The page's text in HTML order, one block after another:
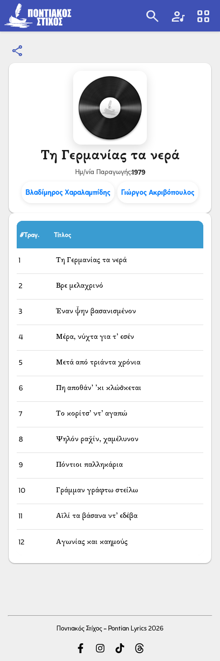
search artist view_cozy
share
Τη Γερμανίας τα νερά
Ημ/νία Παραγωγής:1979
Βλαδίμηρος Χαραλαμπίδης Γιώργος Ακριβόπουλος
#Τραγ. Τίτλος
1 Τη Γερμανίας τα νερά
2 Βρε μελαχρινό
3 Έναν ψ̌ην βασανισμένον
4 Μέρα, νύχτα για τ’ εσέν
5 Μετά από τριάντα χρόνια
6 Πη αποθάν’ ’κι κλώσ̌κεται
7 Το κορίτσ’ ντ’ αγαπώ
8 Ψηλόν ραχ̌ίν, χαμέλυνον
9 Πόντιοι παλληκάρια
10 Γράμμαν γράφτω στείλω
11 Αϊλί τα βάσανα ντ’ εδέβα
12 Αγωνίας και καημούς
Ποντιακός Στίχος - Pontian Lyrics 2026